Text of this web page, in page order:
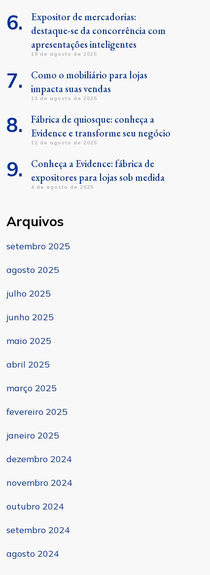
Expositor de mercadorias:
destaque-se da concorrência com
apresentações inteligentes
19 de agosto de 2025
Como o mobiliário para lojas
impacta suas vendas
13 de agosto de 2025
Fábrica de quiosque: conheça a
Evidence e transforme seu negócio
12 de agosto de 2025
Conheça a Evidence: fábrica de
expositores para lojas sob medida
4 de agosto de 2025
Arquivos
setembro 2025
agosto 2025
julho 2025
junho 2025
maio 2025
abril 2025
março 2025
fevereiro 2025
janeiro 2025
dezembro 2024
novembro 2024
outubro 2024
setembro 2024
agosto 2024